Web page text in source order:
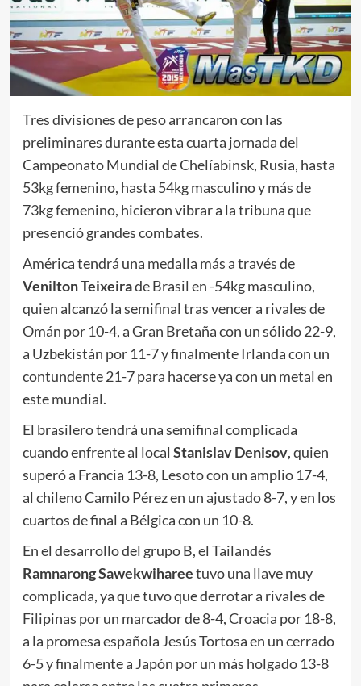
Tres divisiones de peso arrancaron con las
preliminares durante esta cuarta jornada del
Campeonato Mundial de Chelíabinsk, Rusia, hasta
53kg femenino, hasta 54kg masculino y más de
73kg femenino, hicieron vibrar a la tribuna que
presenció grandes combates.
América tendrá una medalla más a través de
Venilton Teixeirade Brasil en -54kg masculino,
quien alcanzó la semifinal tras vencer a rivales de
Omán por 10-4, a Gran Bretaña con un sólido 22-9,
a Uzbekistán por 11-7 y finalmente Irlanda con un
contundente 21-7 para hacerse ya con un metal en
este mundial.
El brasilero tendrá una semifinal complicada
cuando enfrente al local Stanislav Denisov, quien
superó a Francia 13-8, Lesoto con un amplio 17-4,
al chileno Camilo Pérez en un ajustado 8-7, y en los
cuartos de final a Bélgica con un 10-8.
En el desarrollo del grupo B, el Tailandés
Ramnarong Sawekwihareetuvo una llave muy
complicada, ya que tuvo que derrotar a rivales de
Filipinas por un marcador de 8-4, Croacia por 18-8,
a la promesa española Jesús Tortosa en un cerrado
6-5 y finalmente a Japón por un más holgado 13-8